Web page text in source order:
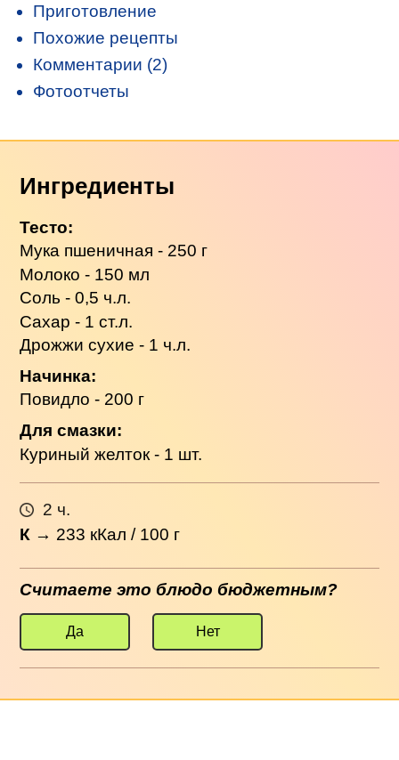
Приготовление
Похожие рецепты
Комментарии (2)
Фотоотчеты
Ингредиенты
Тесто:
Мука пшеничная - 250 г
Молоко - 150 мл
Соль - 0,5 ч.л.
Сахар - 1 ст.л.
Дрожжи сухие - 1 ч.л.
Начинка:
Повидло - 200 г
Для смазки:
Куриный желток - 1 шт.
2 ч.
К → 233 кКал / 100 г
Считаете это блюдо бюджетным?
Да Нет